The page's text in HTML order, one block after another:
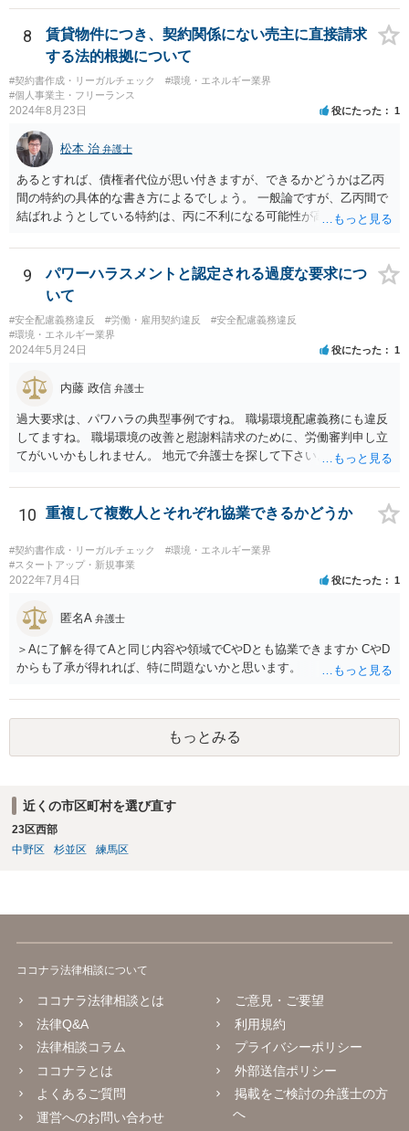
8
賃貸物件につき、契約関係にない売主に直接請求
する法的根拠について
#契約書作成・リーガルチェック
#環境・エネルギー業界
#個人事業主・フリーランス
2024年8月23日 役にたった 1
松本 治 弁護士
あるとすれば、債権者代位が思い付きますが、できるかどうかは乙丙
間の特約の具体的な書き方によるでしょう。 一般論ですが、乙丙間で
結ばれようとしている特約は、丙に不利になる可能性が高いです。
9
パワーハラスメントと認定される過度な要求につ
いて
#安全配慮義務違反 #労働・雇用契約違反
#安全配慮義務違反
#環境・エネルギー業界
2024年5月24日 役にたった 1
内藤 政信 弁護士
過大要求は、パワハラの典型事例ですね。 職場環境配慮義務にも違反
してますね。 職場環境の改善と慰謝料請求のために、労働審判申し立
てがいいかもしれません。 地元で弁護士を探して下さい。
10 重複して複数人とそれぞれ協業できるかどうか
#契約書作成・リーガルチェック
#環境・エネルギー業界
#スタートアップ・新規事業
2022年7月4日 役にたった 1
匿名A 弁護士
＞Aに了解を得てAと同じ内容や領域でCやDとも協業できますか CやD
からも了承が得れれば、特に問題ないかと思います。
もっとみる
近くの市区町村を選び直す
23区西部
中野区
杉並区 練馬区
ココナラ法律相談について
ココナラ法律相談とは
法律Q&A
法律相談コラム
ココナラとは
よくあるご質問
運営へのお問い合わせ
ご意見・ご要望
利用規約
プライバシーポリシー
外部送信ポリシー
掲載をご検討の弁護士の方
へ